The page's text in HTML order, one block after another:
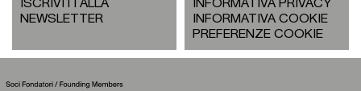
ISCRIVITI ALLA
NEWSLETTER
INFORMATIVA PRIVACY
INFORMATIVA COOKIE
PREFERENZE COOKIE